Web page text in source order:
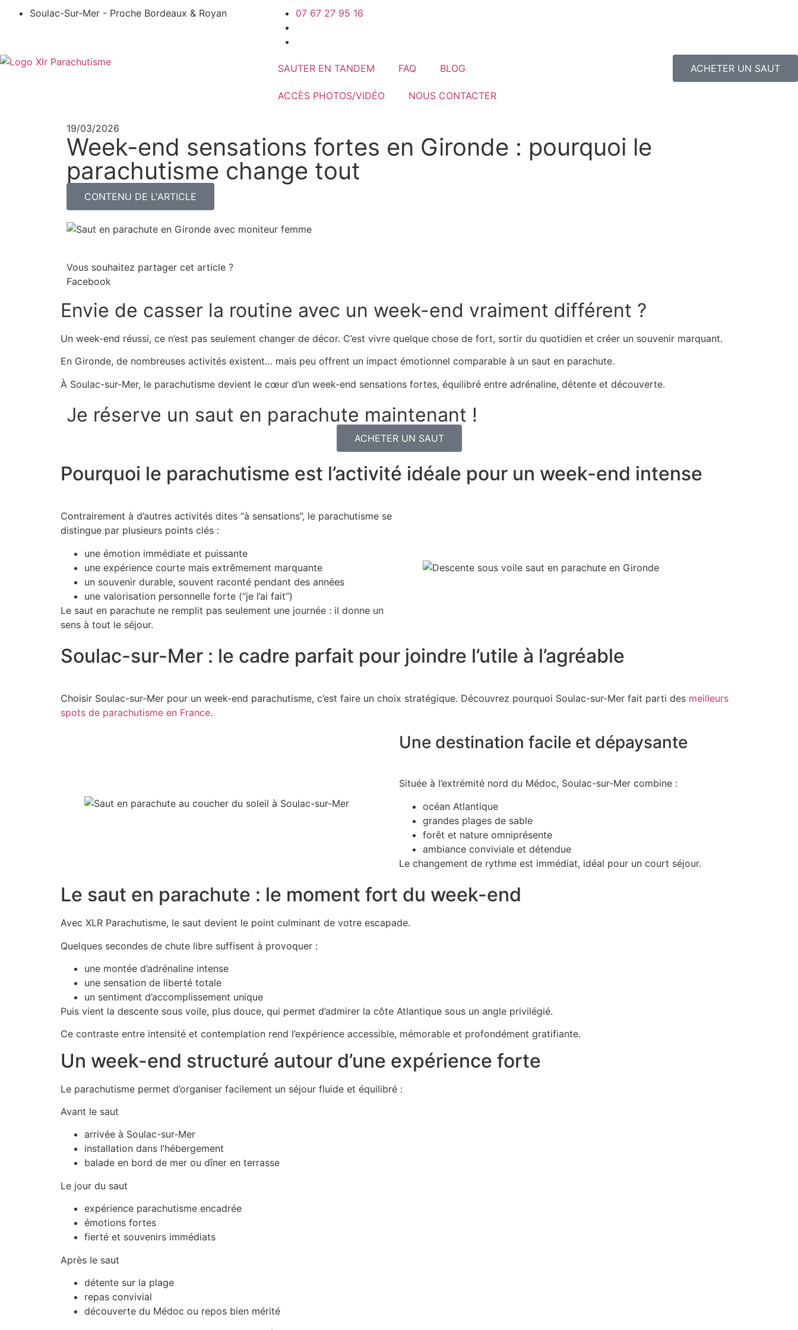
Soulac-Sur-Mer - Proche Bordeaux & Royan 07 67 27 95 16
SAUTER EN TANDEM FAQ BLOG
ACCÈS PHOTOS/VIDÉO NOUS CONTACTER
ACHETER UN SAUT
19/03/2026
Week-end sensations fortes en Gironde : pourquoi le
parachutisme change tout
CONTENU DE L'ARTICLE
Vous souhaitez partager cet article ?
Facebook
Envie de casser la routine avec un week-end vraiment différent ?
Un week-end réussi, ce n’est pas seulement changer de décor. C’est vivre quelque chose de fort, sortir du quotidien et créer un souvenir marquant.
En Gironde, de nombreuses activités existent… mais peu offrent un impact émotionnel comparable à un saut en parachute.
À Soulac-sur-Mer, le parachutisme devient le cœur d’un week-end sensations fortes, équilibré entre adrénaline, détente et découverte.
Je réserve un saut en parachute maintenant !
ACHETER UN SAUT
Pourquoi le parachutisme est l’activité idéale pour un week-end intense
Contrairement à d’autres activités dites “à sensations”, le parachutisme se
distingue par plusieurs points clés :
une émotion immédiate et puissante
une expérience courte mais extrêmement marquante
un souvenir durable, souvent raconté pendant des années
une valorisation personnelle forte (“je l’ai fait”)
Le saut en parachute ne remplit pas seulement une journée : il donne un
sens à tout le séjour.
Soulac-sur-Mer : le cadre parfait pour joindre l’utile à l’agréable
Choisir Soulac-sur-Mer pour un week-end parachutisme, c’est faire un choix stratégique. Découvrez pourquoi Soulac-sur-Mer fait parti des meilleurs
spots de parachutisme en France.
Une destination facile et dépaysante
Située à l’extrémité nord du Médoc, Soulac-sur-Mer combine :
océan Atlantique
grandes plages de sable
forêt et nature omniprésente
ambiance conviviale et détendue
Le changement de rythme est immédiat, idéal pour un court séjour.
Le saut en parachute : le moment fort du week-end
Avec XLR Parachutisme, le saut devient le point culminant de votre escapade.
Quelques secondes de chute libre suffisent à provoquer :
une montée d’adrénaline intense
une sensation de liberté totale
un sentiment d’accomplissement unique
Puis vient la descente sous voile, plus douce, qui permet d’admirer la côte Atlantique sous un angle privilégié.
Ce contraste entre intensité et contemplation rend l’expérience accessible, mémorable et profondément gratifiante.
Un week-end structuré autour d’une expérience forte
Le parachutisme permet d’organiser facilement un séjour fluide et équilibré :
Avant le saut
arrivée à Soulac-sur-Mer
installation dans l’hébergement
balade en bord de mer ou dîner en terrasse
Le jour du saut
expérience parachutisme encadrée
émotions fortes
fierté et souvenirs immédiats
Après le saut
détente sur la plage
repas convivial
découverte du Médoc ou repos bien mérité